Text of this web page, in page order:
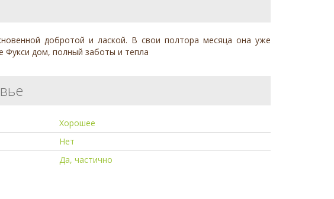
добротой и лаской. В свои полтора месяца она уже
Фукси дом, полный заботы и тепла
Хорошее
Нет
Да, частично